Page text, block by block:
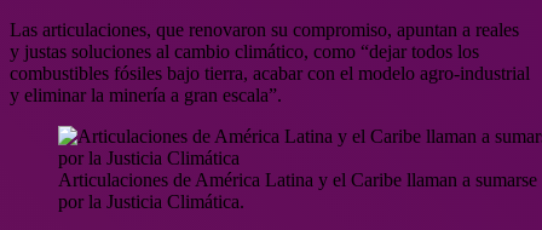
Las articulaciones, que renovaron su compromiso, apuntan a reales
y justas soluciones al cambio climático, como “dejar todos los
combustibles fósiles bajo tierra, acabar con el modelo agro-industrial
y eliminar la minería a gran escala”.
Articulaciones de América Latina y el Caribe llaman a sumarse
por la Justicia Climática.